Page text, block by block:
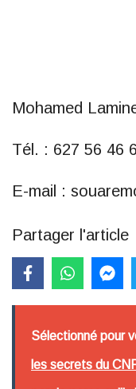
Mohamed
Tél. : 627 56 46
E-mail :
Partager l'article
Sélectionné pour
les secrets du